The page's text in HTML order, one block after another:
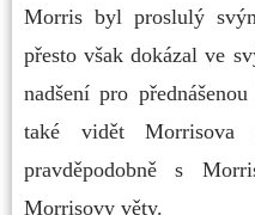
Morris byl proslulý
přesto však dokázal ve
nadšení pro
také vidět
pravděpodobně s
Morrisovy věty.